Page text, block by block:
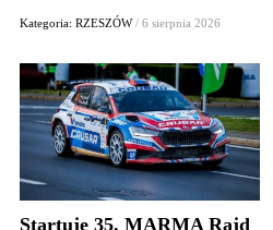
Kategoria: RZESZÓW/ 6 sierpnia 2026
Startuje 35. MARMA Rajd